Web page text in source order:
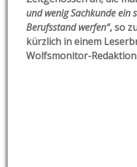
und wenig Sachkunde ein
Berufsstand werfen“, so
kürzlich in einem
Wolfsmonitor-